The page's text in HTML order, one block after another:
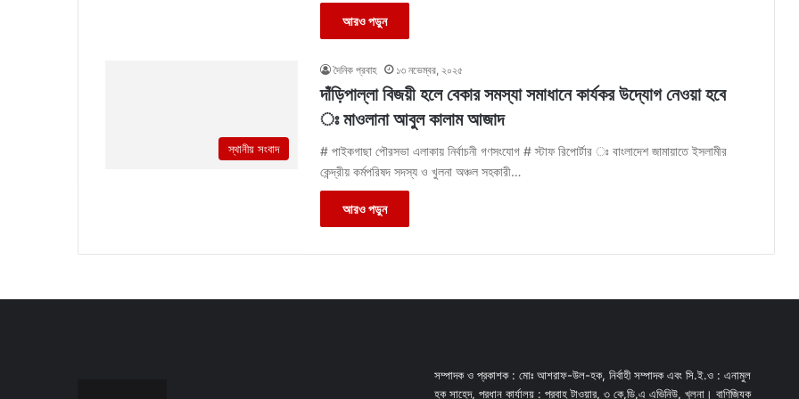
আরও পড়ুন
স্থানীয় সংবাদ
দৈনিক প্রবাহ ১৩ নভেম্বর, ২০২৫
দাঁড়িপাল্লা বিজয়ী হলে বেকার সমস্যা সমাধানে কার্যকর উদ্যোগ নেওয়া হবে
ঃ মাওলানা আবুল কালাম আজাদ
# পাইকগাছা পৌরসভা এলাকায় নির্বাচনী গণসংযোগ # স্টাফ রিপোর্টার ঃ বাংলাদেশ জামায়াতে ইসলামীর
কেন্দ্রীয় কর্মপরিষদ সদস্য ও খুলনা অঞ্চল সহকারী…
আরও পড়ুন
সম্পাদক ও প্রকাশক : মোঃ আশরাফ-উল-হক, নির্বাহী সম্পাদক এবং সি.ই.ও : এনামুল
হক সাহেদ, প্রধান কার্যালয় : প্রবাহ টাওয়ার, ৩ কে,ডি,এ এভিনিউ, খুলনা। বাণিজ্যিক